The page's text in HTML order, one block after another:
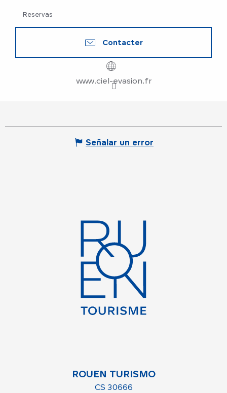
Reservas
Contacter
www.ciel-evasion.fr
Señalar un error
ROUEN TURISMO
CS 30666